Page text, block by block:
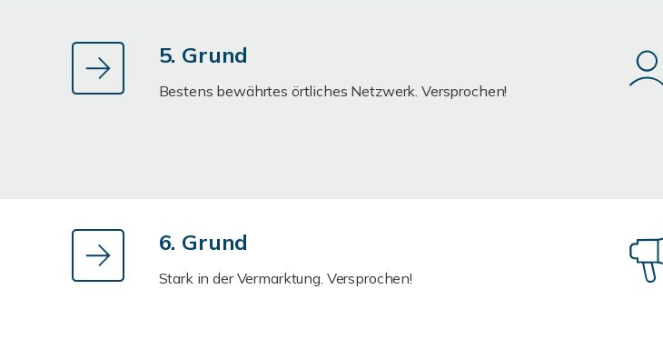
5. Grund
Bestens bewährtes örtliches Netzwerk. Versprochen!
6. Grund
Stark in der Vermarktung. Versprochen!